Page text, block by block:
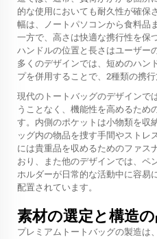
的な使用においても耐久性が確保
幅は、ノートパソコンから食料品
一方で、高さは快適な携行性を保
ハンドルの位置と長さはユーザー
多くのデザインでは、短めのハン
プを併用することで、2種類の携行
現代のトートバッグのデザインで
うことなく、機能性を高めるため
す。内側のポケットは小物類を収
ッグ内の物品を捜す手間やストレ
には貴重品を収めるためのファス
おり、また他のデザインでは、ペ
ホルダーが日常的な活動中に容易
配置されています。
素材の選定と構造
プレミアムトートバッグの製造は